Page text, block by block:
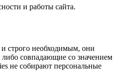
и работы сайта.
и строго необходимым, они
либо совпадающие со значением
не собирают персональные